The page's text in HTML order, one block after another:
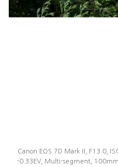
Canon EOS 7D Mark II, F13.0,
-0.33EV, Multi-segment,